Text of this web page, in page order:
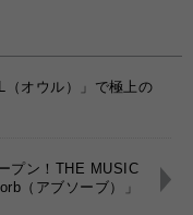
（オウル）」で極上の
プン！THE MUSIC
（アブソーブ）」